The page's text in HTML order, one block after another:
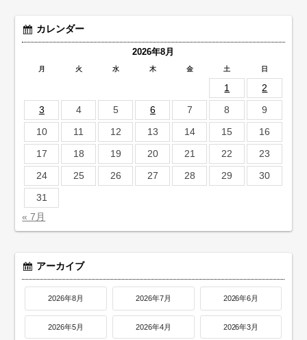
カレンダー
2026年8月
月 火 水 木 金 土 日
1
2
3
4 5 6 7 8
9
10
11 12 13 14 15
16
17
18 19 20 21 22
23
24
25 26 27 28 29
30
31
« 7月
アーカイブ
2026年8月 2026年7月 2026年6月
2026年5月 2026年4月 2026年3月